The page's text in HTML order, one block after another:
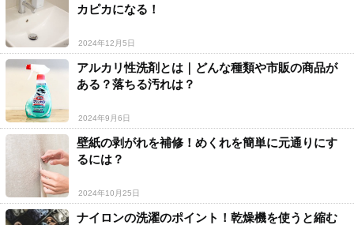
カピカになる！
2024年12月5日
アルカリ性洗剤とは｜どんな種類や市販の商品が
ある？落ちる汚れは？
2024年9月6日
壁紙の剥がれを補修！めくれを簡単に元通りにす
るには？
2024年10月25日
ナイロンの洗濯のポイント！乾燥機を使うと縮む